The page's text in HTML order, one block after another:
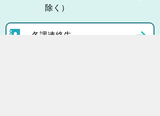
除く）
各課連絡先